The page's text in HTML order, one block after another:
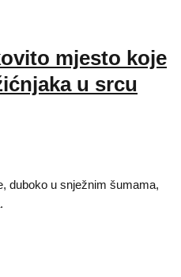
mjesto koje
u srcu
duboko u snježnim šumama,